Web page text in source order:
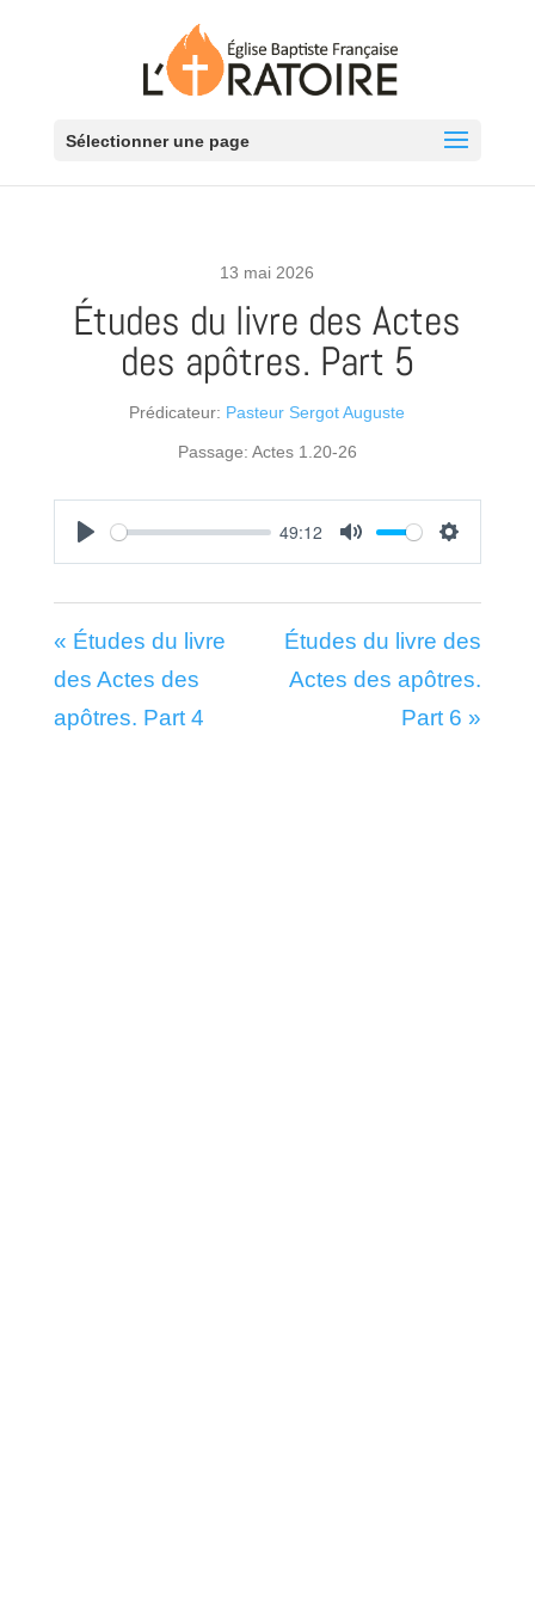
Sélectionner une page
13 mai 2026
Études du livre des Actes
des apôtres. Part 5
Prédicateur: Pasteur Sergot Auguste
Passage: Actes 1.20-26
Play
49:12
Mute Settings
« Études du livre
des Actes des
apôtres. Part 4
Études du livre des
Actes des apôtres.
Part 6 »